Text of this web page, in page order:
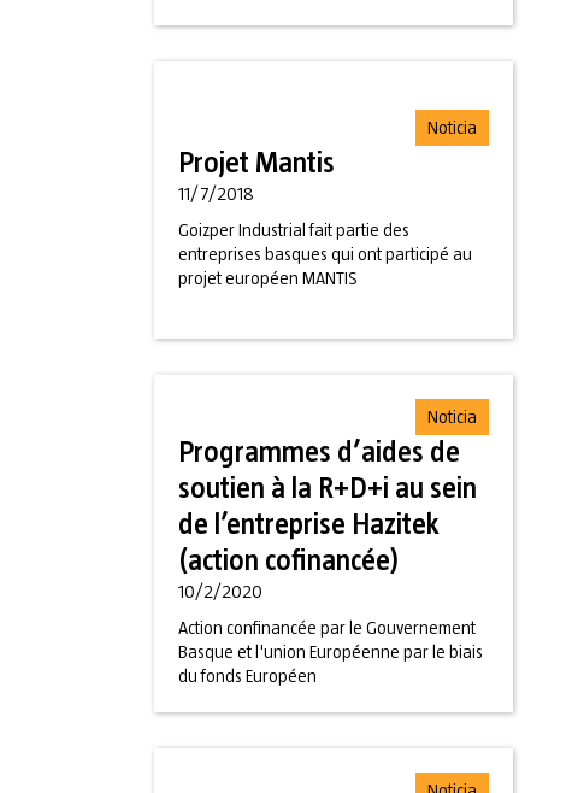
Noticia
Projet Mantis
11/7/2018
Goizper Industrial fait partie des
entreprises basques qui ont participé au
projet européen MANTIS
Noticia
Programmes d’aides de
soutien à la R+D+i au sein
de l’entreprise Hazitek
(action cofinancée)
10/2/2020
Action confinancée par le Gouvernement
Basque et l'union Européenne par le biais
du fonds Européen